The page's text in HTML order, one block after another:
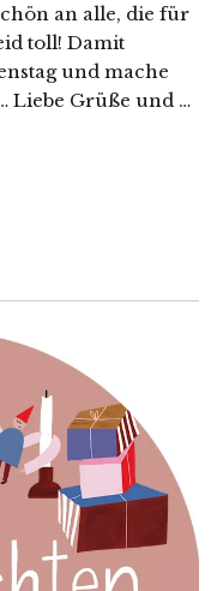
an alle, die für
toll! Damit
und mache
Liebe Grüße und …